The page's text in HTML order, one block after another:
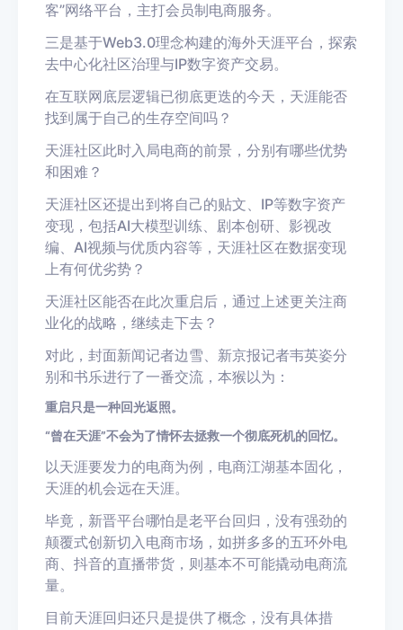
客”网络平台，主打会员制电商服务。
三是基于Web3.0理念构建的海外天涯平台，探索
去中心化社区治理与IP数字资产交易。
在互联网底层逻辑已彻底更迭的今天，天涯能否
找到属于自己的生存空间吗？
天涯社区此时入局电商的前景，分别有哪些优势
和困难？
天涯社区还提出到将自己的贴文、IP等数字资产
变现，包括AI大模型训练、剧本创研、影视改
编、AI视频与优质内容等，天涯社区在数据变现
上有何优劣势？
天涯社区能否在此次重启后，通过上述更关注商
业化的战略，继续走下去？
对此，封面新闻记者边雪、新京报记者韦英姿分
别和书乐进行了一番交流，本猴以为：
重启只是一种回光返照。
“曾在天涯”不会为了情怀去拯救一个彻底死机的回忆。
以天涯要发力的电商为例，电商江湖基本固化，
天涯的机会远在天涯。
毕竟，新晋平台哪怕是老平台回归，没有强劲的
颠覆式创新切入电商市场，如拼多多的五环外电
商、抖音的直播带货，则基本不可能撬动电商流
量。
目前天涯回归还只是提供了概念，没有具体措